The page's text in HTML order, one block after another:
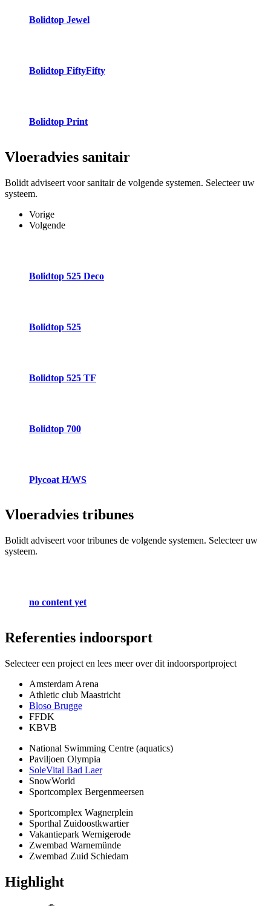
Bolidtop Jewel
Bolidtop FiftyFifty
Bolidtop Print
Vloeradvies sanitair
Bolidt adviseert voor sanitair de volgende systemen. Selecteer uw
systeem.
Vorige
Volgende
Bolidtop 525 Deco
Bolidtop 525
Bolidtop 525 TF
Bolidtop 700
Plycoat H/WS
Vloeradvies tribunes
Bolidt adviseert voor tribunes de volgende systemen. Selecteer uw
systeem.
no content yet
Referenties indoorsport
Selecteer een project en lees meer over dit indoorsportproject
Amsterdam Arena
Athletic club Maastricht
Bloso Brugge
FFDK
KBVB
National Swimming Centre (aquatics)
Paviljoen Olympia
SoleVital Bad Laer
SnowWorld
Sportcomplex Bergenmeersen
Sportcomplex Wagnerplein
Sporthal Zuidoostkwartier
Vakantiepark Wernigerode
Zwembad Warnemünde
Zwembad Zuid Schiedam
Highlight